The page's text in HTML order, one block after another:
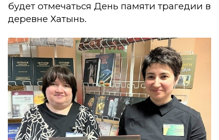
будет отмечаться День памяти трагедии в
деревне Хатынь.